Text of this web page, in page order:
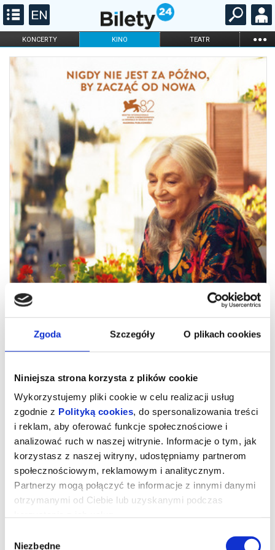
Zgoda Szczegóły O plikach cookies
Niniejsza strona korzysta z plików cookie
Wykorzystujemy pliki cookie w celu realizacji usług
zgodnie z Polityką cookies, do spersonalizowania treści
i reklam, aby oferować funkcje społecznościowe i
analizować ruch w naszej witrynie. Informacje o tym, jak
korzystasz z naszej witryny, udostępniamy partnerom
społecznościowym, reklamowym i analitycznym.
Partnerzy mogą połączyć te informacje z innymi danymi
otrzymanymi od Ciebie lub uzyskanymi podczas
Niezbędne
KONCERTY KINO TEATR ...
FILHARMONIA OPERA I BALET
ONLINE KARNETY
Drugie życie
„Drugie życie” - zdobywca nagrody publiczności na festiwalu
filmowym w Wenecji - to emanujący optymizmem i pogodą ducha
(„Kobiety na skraju załamania nerwowego”, „Volver”).
María Ángeles od czterdziestu lat mieszka w słonecznym
apartamencie w sercu marokańskiego Tangeru. To miejsce, które